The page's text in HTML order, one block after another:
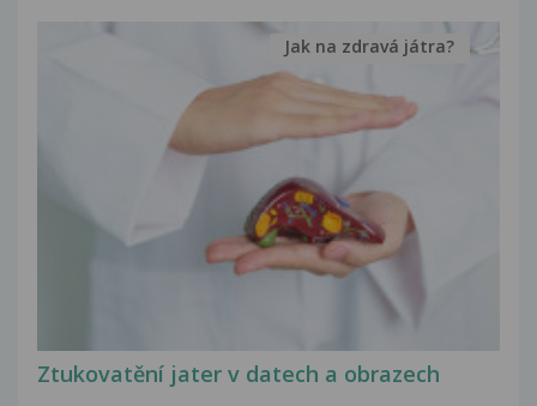
Ztukovatění jater v datech a obrazech
Jak na zdravá játra?